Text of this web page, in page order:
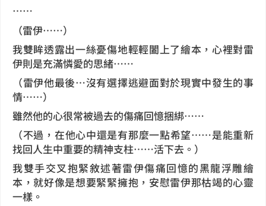
……
（雷伊……）
我雙眸透露出一絲憂傷地輕輕闔上了繪本，心裡對雷
伊則是充滿憐愛的思緒……
（雷伊他最後…沒有選擇逃避面對於現實中發生的事
情……）
雖然他的心很常被過去的傷痛回憶捆綁……
（不過，在他心中還是有那麼一點希望……是能重新
找回人生中重要的精神支柱……活下去。）
我雙手交叉抱緊敘述著雷伊傷痛回憶的黑龍浮雕繪
本，就好像是想要緊緊擁抱，安慰雷伊那枯竭的心靈
一樣。